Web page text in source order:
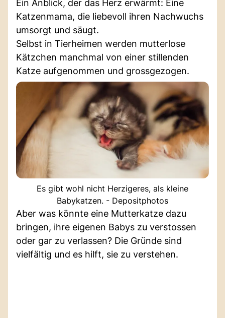
Ein Anblick, der das Herz erwärmt: Eine
Katzenmama, die liebevoll ihren Nachwuchs
umsorgt und säugt.
Selbst in Tierheimen werden mutterlose
Kätzchen manchmal von einer stillenden
Katze aufgenommen und grossgezogen.
Es gibt wohl nicht Herzigeres, als kleine
Babykatzen. - Depositphotos
Aber was könnte eine Mutterkatze dazu
bringen, ihre eigenen Babys zu verstossen
oder gar zu verlassen? Die Gründe sind
vielfältig und es hilft, sie zu verstehen.